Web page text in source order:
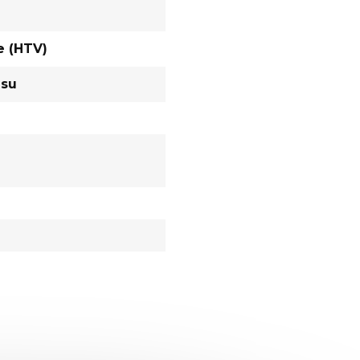
(HTV)